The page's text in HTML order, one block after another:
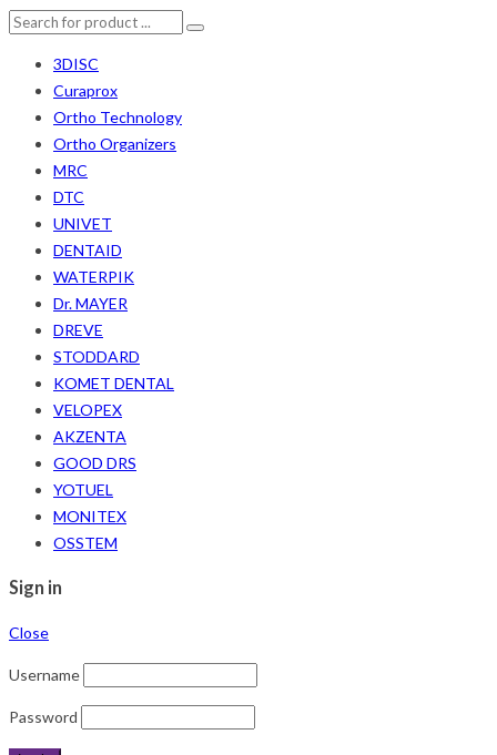
3DISC
Curaprox
Ortho Technology
Ortho Organizers
MRC
DTC
UNIVET
DENTAID
WATERPIK
Dr. MAYER
DREVE
STODDARD
KOMET DENTAL
VELOPEX
AKZENTA
GOOD DRS
YOTUEL
MONITEX
OSSTEM
Sign in
Close
Username
Password